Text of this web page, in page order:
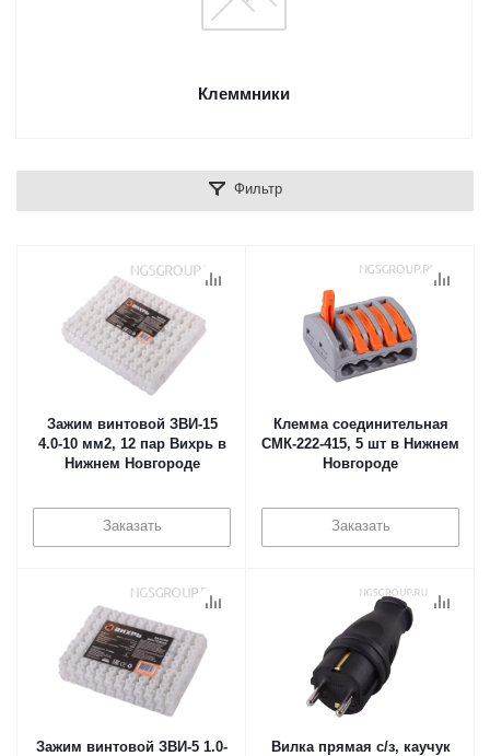
Клеммники
Фильтр
Зажим винтовой ЗВИ-15
4.0-10 мм2, 12 пар Вихрь в
Нижнем Новгороде
Заказать
Клемма соединительная
СМК-222-415, 5 шт в Нижнем
Новгороде
Заказать
Зажим винтовой ЗВИ-5 1.0-
Вилка прямая с/з, каучук